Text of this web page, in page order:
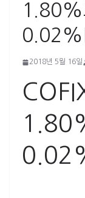
1.80%
2018년 5월 16일